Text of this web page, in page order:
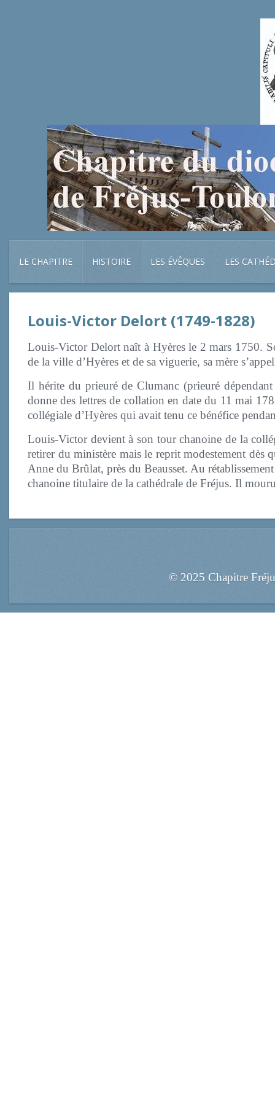
LE CHAPITRE HISTOIRE LES ÉVÊQUES LES
Louis-Victor Delort (1749-1828)
Louis-Victor Delort naît à Hyères le 2 mars 1750.
de la ville d’Hyères et de sa viguerie, sa mère
Il hérite du prieuré de Clumanc (prieuré
donne des lettres de collation en date du 11 mai
collégiale d’Hyères qui avait tenu ce bénéfice
Louis-Victor devient à son tour chanoine de la
retirer du ministère mais le reprit modestement dès
Anne du Brûlat, près du Beausset. Au
chanoine titulaire de la cathédrale de Fréjus. Il
© 2025 Chapitre